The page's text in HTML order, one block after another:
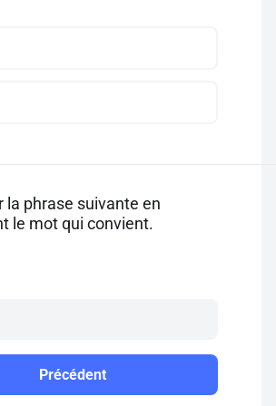
la phrase suivante en
le mot qui convient.
Précédent